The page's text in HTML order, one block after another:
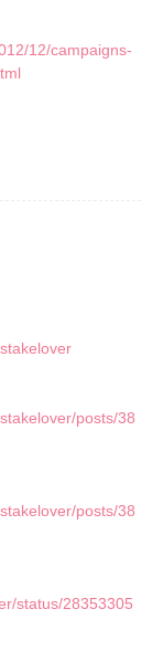
12/campaigns-
posts/38
posts/38
status/28353305